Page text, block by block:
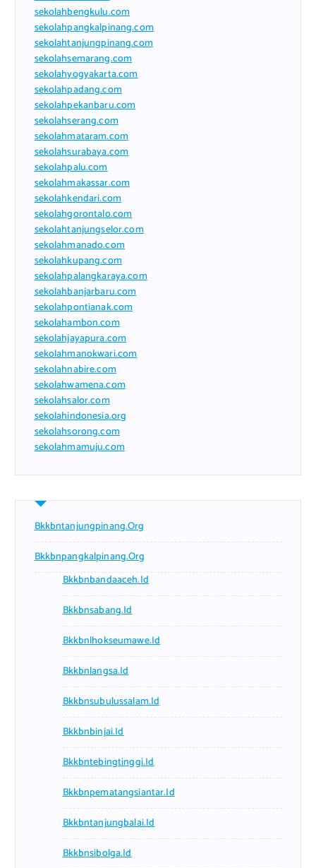
sekolahbengkulu.com
sekolahpangkalpinang.com
sekolahtanjungpinang.com
sekolahsemarang.com
sekolahyogyakarta.com
sekolahpadang.com
sekolahpekanbaru.com
sekolahserang.com
sekolahmataram.com
sekolahsurabaya.com
sekolahpalu.com
sekolahmakassar.com
sekolahkendari.com
sekolahgorontalo.com
sekolahtanjungselor.com
sekolahmanado.com
sekolahkupang.com
sekolahpalangkaraya.com
sekolahbanjarbaru.com
sekolahpontianak.com
sekolahambon.com
sekolahjayapura.com
sekolahmanokwari.com
sekolahnabire.com
sekolahwamena.com
sekolahsalor.com
sekolahindonesia.org
sekolahsorong.com
sekolahmamuju.com
Bkkbntanjungpinang.org
Bkkbnpangkalpinang.org
Bkkbnbandaaceh.id
Bkkbnsabang.id
Bkkbnlhokseumawe.id
Bkkbnlangsa.id
Bkkbnsubulussalam.id
Bkkbnbinjai.id
Bkkbntebingtinggi.id
Bkkbnpematangsiantar.id
Bkkbntanjungbalai.id
Bkkbnsibolga.id